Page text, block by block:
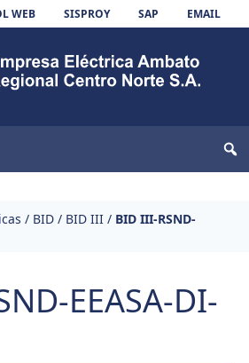
WEB SISPROY SAP EMAIL
EEASA
/ BID / BID III / BID III-RSND-
EEASA-DI-